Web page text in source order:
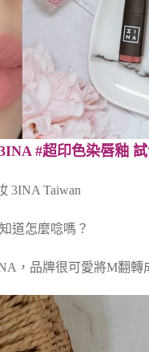
#超印色染唇釉
3INA Taiwan
道怎麼唸嗎？
，品牌很可愛將M翻轉